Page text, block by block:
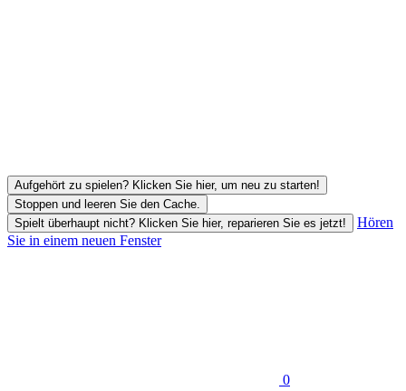
Aufgehört zu spielen? Klicken Sie hier, um neu zu starten!
Stoppen und leeren Sie den Cache.
Spielt überhaupt nicht? Klicken Sie hier, reparieren Sie es jetzt!
Hören
Sie in einem neuen Fenster
0